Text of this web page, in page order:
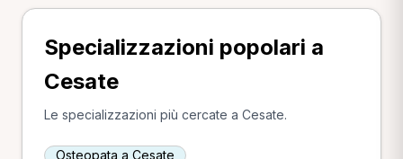
Specializzazioni popolari a
Cesate
Le specializzazioni più cercate a Cesate.
Osteopata a Cesate